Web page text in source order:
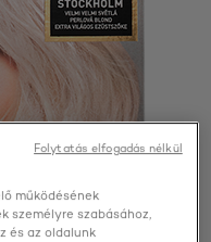
működésének
személyre szabásához,
és az oldalunk
Folytatás elfogadás nélkül